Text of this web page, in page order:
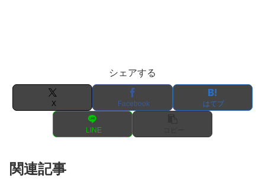
シェアする
X Facebook はてブ
LINE
関連記事